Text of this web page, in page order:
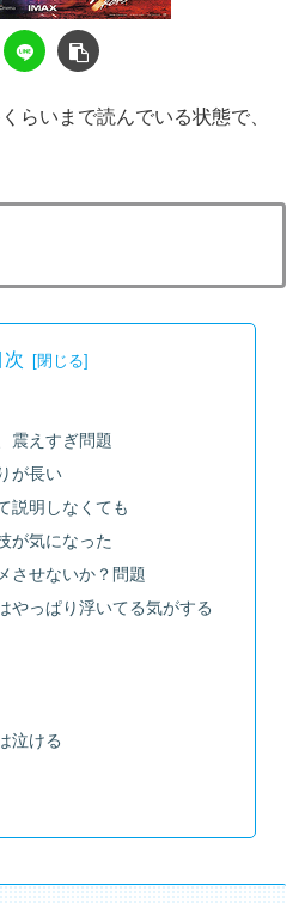
らいまで読んでいる状態で、
次
震えすぎ問題
が長い
説明しなくても
が気になった
させないか？問題
やっぱり浮いてる気がする
泣ける